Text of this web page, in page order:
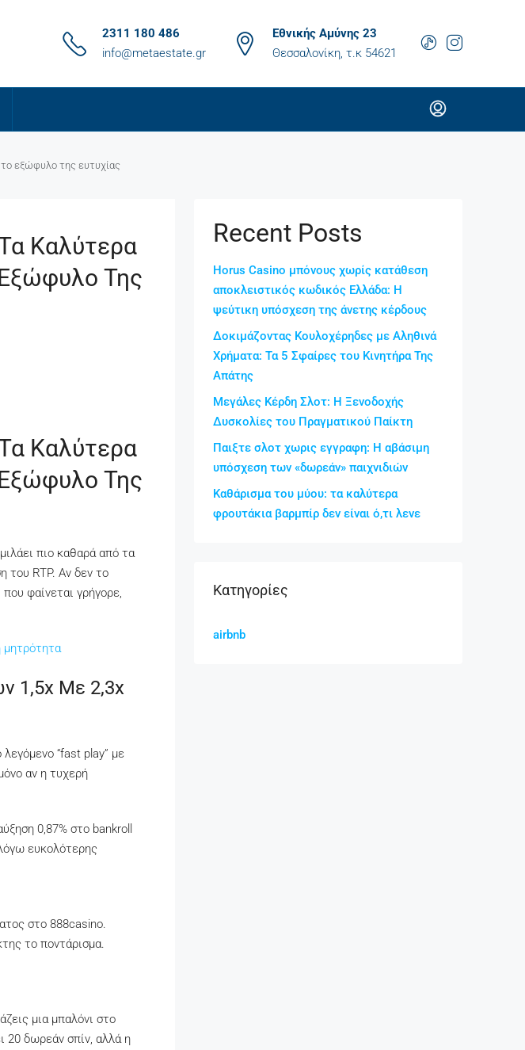
2311 180 486
info@metaestate.gr
Εθνικής Αμύνης 23
Θεσσαλονίκη, τ.κ 54621
το εξώφυλο της ευτυχίας
Καλύτερα
Εξώφυλο Της
Καλύτερα
Εξώφυλο Της
πιο καθαρά από τα
του RTP. Αν δεν το
φαίνεται γρήγορε,
μητρότητα
1,5x Με 2,3x
“fast play” με
αν η τυχερή
0,87% στο bankroll
ευκολότερης
στο 888casino.
το ποντάρισμα.
μια μπαλόνι στο
20 δωρεάν σπίν, αλλά η
Recent Posts
Horus Casino μπόνους χωρίς κατάθεση
αποκλειστικός κωδικός Ελλάδα: Η
ψεύτικη υπόσχεση της άνετης κέρδους
Δοκιμάζοντας Κουλοχέρηδες με Αληθινά
Χρήματα: Τα 5 Σφαίρες του Κινητήρα Της
Απάτης
Μεγάλες Κέρδη Σλοτ: Η Ξενοδοχής
Δυσκολίες του Πραγματικού Παίκτη
Παιξτε σλοτ χωρις εγγραφη: Η αβάσιμη
υπόσχεση των «δωρεάν» παιχνιδιών
Καθάρισμα του μύου: τα καλύτερα
φρουτάκια βαρμπίρ δεν είναι ό,τι λενε
Kατηγορίες
airbnb